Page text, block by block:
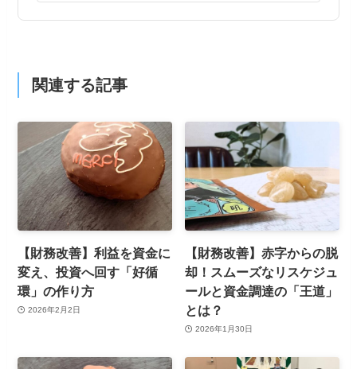
関連する記事
【財務改善】利益を資金に
変え、投資へ回す「好循
環」の作り方
2026年2月2日
【財務改善】赤字からの脱
却！スムーズなリスケジュ
ールと資金調達の「王道」
とは？
2026年1月30日